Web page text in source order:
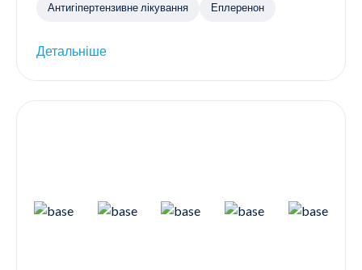
Антигіпертензивне лікування Еплеренон
Детальніше